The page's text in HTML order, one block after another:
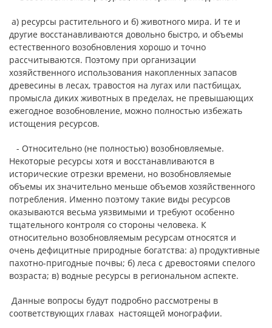
а) ресурсы растительного и б) животного мира. И те и
другие восстанавливаются довольно быстро, и объемы
естественного возобновления хорошо и точно
рассчитываются. Поэтому при организации
хозяйственного использования накопленных запасов
древесины в лесах, травостоя на лугах или пастбищах,
промысла диких животных в пределах, не превышающих
ежегодное возобновление, можно полностью избежать
истощения ресурсов.
- Относительно (не полностью) возобновляемые.
Некоторые ресурсы хотя и восстанавливаются в
исторические отрезки времени, но возобновляемые
объемы их значительно меньше объемов хозяйственного
потребления. Именно поэтому такие виды ресурсов
оказываются весьма уязвимыми и требуют особенно
тщательного контроля со стороны человека. К
относительно возобновляемым ресурсам относятся и
очень дефицитные природные богатства: а) продуктивные
пахотно-пригодные почвы; б) леса с древостоями спелого
возраста; в) водные ресурсы в региональном аспекте.
Данные вопросы будут подробно рассмотрены в
соответствующих главах настоящей монографии.